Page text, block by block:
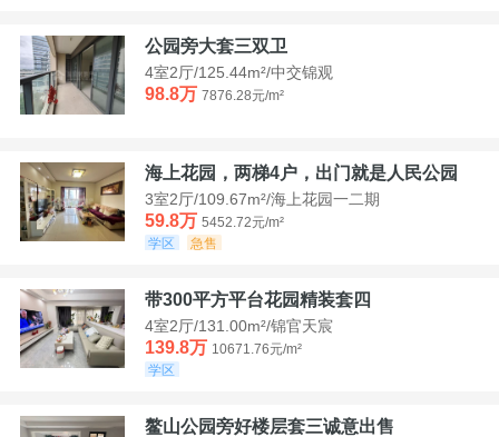
公园旁大套三双卫
4室2厅/125.44m²/中交锦观
98.8万 7876.28元/m²
海上花园，两梯4户，出门就是人民公园
3室2厅/109.67m²/海上花园一二期
59.8万 5452.72元/m²
学区
急售
带300平方平台花园精装套四
4室2厅/131.00m²/锦官天宸
139.8万 10671.76元/m²
学区
鳌山公园旁好楼层套三诚意出售